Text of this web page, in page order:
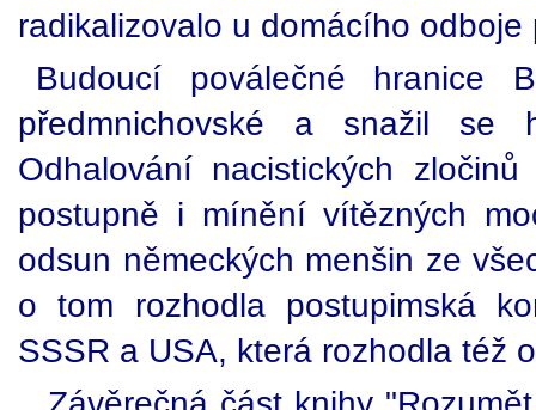
radikalizovalo u domácího
Budoucí poválečné hranice
předmnichovské a snažil se
Odhalování nacistických
postupně i mínění vítězných
odsun německých menšin ze
o tom rozhodla postupimská
SSSR a USA, která rozhodla též